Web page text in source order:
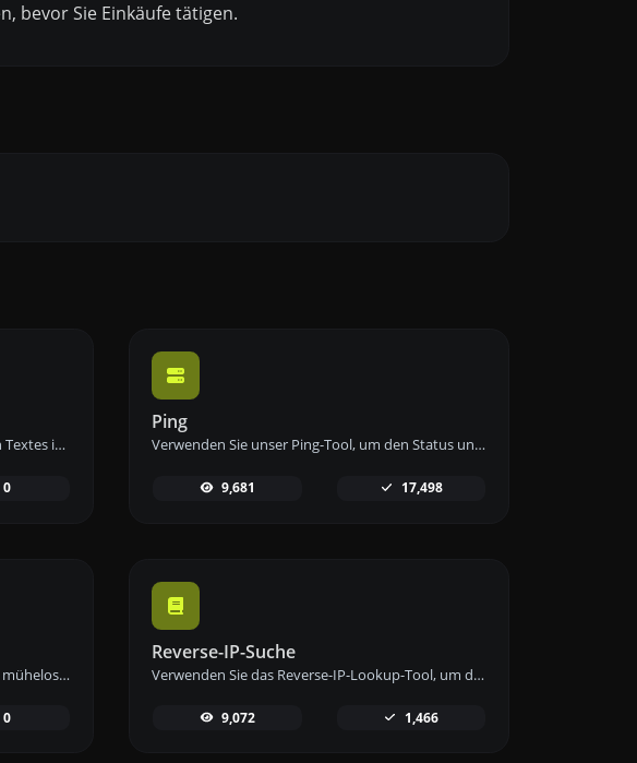
bevor Sie Einkäufe tätigen.
Berechnen Sie die Größe eines beliebigen Textes in Bytes (B), Kilobytes (KB) oder Megabytes (MB) mit unserem Textgrößenrechner.
0
Ping
Verwenden Sie unser Ping-Tool, um den Status und die Antwortzeit einer beliebigen Website, eines Servers oder Ports schnell und effizient zu überprüfen.
9,681 17,498
Erstellen Sie WhatsApp-Nachrichtenlinks mühelos mit unserem WhatsApp-Link-Generator-Tool für sofortige Kommunikation.
0
Reverse-IP-Suche
Verwenden Sie das Reverse-IP-Lookup-Tool, um die Domain oder den Host zu finden, der mit einer IP-Adresse verknüpft ist, schnell und einfach.
9,072 1,466